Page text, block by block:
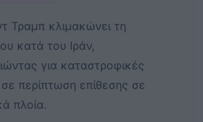
Τραμπ κλιμακώνει τη
κατά του Ιράν,
για καταστροφικές
περίπτωση επίθεσης σε
πλοία.